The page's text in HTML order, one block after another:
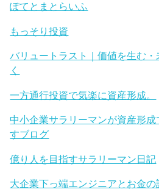
ぽてとまとらいふ
もっそり投資
バリュートラスト｜価値を生む
く
一方通行投資で気楽に資産形成。
中小企業サラリーマンが資産形
すブログ
億り人を目指すサラリーマン日記
大企業下っ端エンジニアとお金の